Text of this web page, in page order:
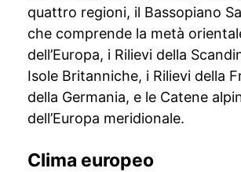
quattro regioni, il Bassopiano
che comprende la metà
dell’Europa, i Rilievi della
Isole Britanniche, i Rilievi della
della Germania, e le Catene
dell’Europa meridionale.
Clima europeo